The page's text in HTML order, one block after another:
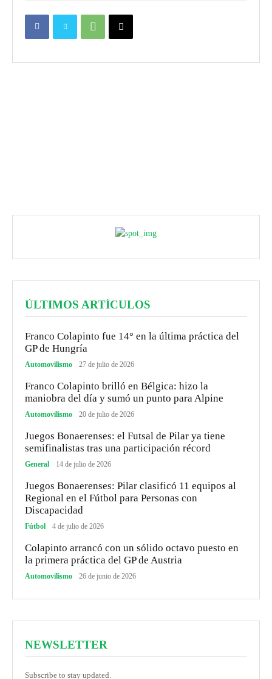
ÚLTIMOS ARTÍCULOS
Franco Colapinto fue 14° en la última práctica del
GP de Hungría
Automovilismo 27 de julio de 2026
Franco Colapinto brilló en Bélgica: hizo la
maniobra del día y sumó un punto para Alpine
Automovilismo 20 de julio de 2026
Juegos Bonaerenses: el Futsal de Pilar ya tiene
semifinalistas tras una participación récord
General 14 de julio de 2026
Juegos Bonaerenses: Pilar clasificó 11 equipos al
Regional en el Fútbol para Personas con
Discapacidad
Fútbol 4 de julio de 2026
Colapinto arrancó con un sólido octavo puesto en
la primera práctica del GP de Austria
Automovilismo 26 de junio de 2026
NEWSLETTER
Subscribe to stay updated.